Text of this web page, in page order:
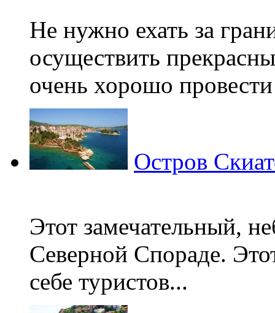
Не нужно ехать за
осуществить
очень хорошо
Остров
Этот замечательный,
Северной Спораде.
себе туристов...